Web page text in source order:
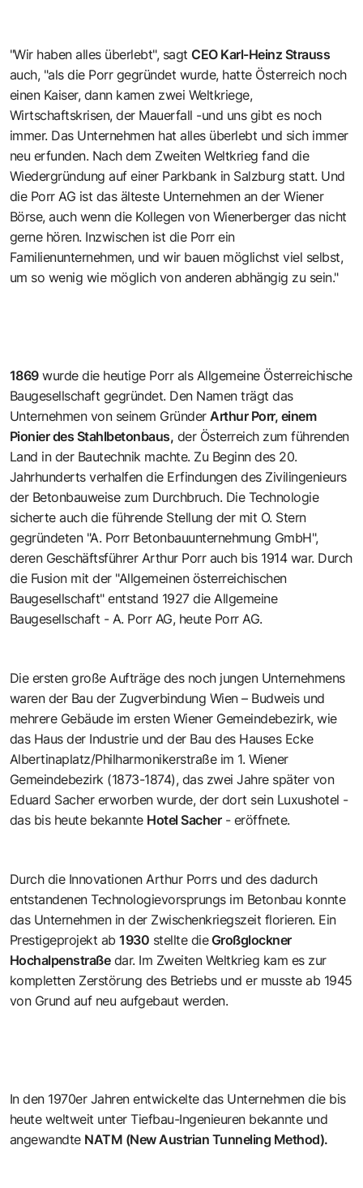
"Wir haben alles überlebt", sagtCEO Karl-Heinz Strauss
auch, "als die Porr gegründet wurde, hatte Österreich noch
einen Kaiser, dann kamen zwei Weltkriege,
Wirtschaftskrisen, der Mauerfall -und uns gibt es noch
immer. Das Unternehmen hat alles überlebt und sich immer
neu erfunden. Nach dem Zweiten Weltkrieg fand die
Wiedergründung auf einer Parkbank in Salzburg statt. Und
die Porr AG ist das älteste Unternehmen an der Wiener
Börse, auch wenn die Kollegen von Wienerberger das nicht
gerne hören. Inzwischen ist die Porr ein
Familienunternehmen, und wir bauen möglichst viel selbst,
um so wenig wie möglich von anderen abhängig zu sein."
1869 wurde die heutige Porr als Allgemeine Österreichische
Baugesellschaft gegründet. Den Namen trägt das
Unternehmen von seinem Gründer Arthur Porr, einem
Pionier des Stahlbetonbaus, der Österreich zum führenden
Land in der Bautechnik machte. Zu Beginn des 20.
Jahrhunderts verhalfen die Erfindungen des Zivilingenieurs
der Betonbauweise zum Durchbruch. Die Technologie
sicherte auch die führende Stellung der mit O. Stern
gegründeten "A. Porr Betonbauunternehmung GmbH",
deren Geschäftsführer Arthur Porr auch bis 1914 war. Durch
die Fusion mit der "Allgemeinen österreichischen
Baugesellschaft" entstand 1927 die Allgemeine
Baugesellschaft - A. Porr AG, heute Porr AG.
Die ersten große Aufträge des noch jungen Unternehmens
waren der Bau der Zugverbindung Wien – Budweis und
mehrere Gebäude im ersten Wiener Gemeindebezirk, wie
das Haus der Industrie und der Bau des Hauses Ecke
Albertinaplatz/Philharmonikerstraße im 1. Wiener
Gemeindebezirk (1873-1874), das zwei Jahre später von
Eduard Sacher erworben wurde, der dort sein Luxushotel -
das bis heute bekannte Hotel Sacher- eröffnete.
Durch die Innovationen Arthur Porrs und des dadurch
entstandenen Technologievorsprungs im Betonbau konnte
das Unternehmen in der Zwischenkriegszeit florieren. Ein
Prestigeprojekt ab1930 stellte dieGroßglockner
Hochalpenstraßedar. Im Zweiten Weltkrieg kam es zur
kompletten Zerstörung des Betriebs und er musste ab 1945
von Grund auf neu aufgebaut werden.
In den 1970er Jahren entwickelte das Unternehmen die bis
heute weltweit unter Tiefbau-Ingenieuren bekannte und
angewandte NATM (New Austrian Tunneling Method).